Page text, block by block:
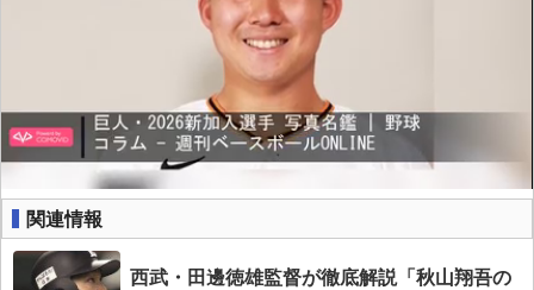
関連情報
西武・田邊徳雄監督が徹底解説「秋山翔吾の